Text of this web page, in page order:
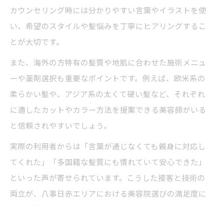
カウンセリング時には分かりやすい言葉やイラストを使
い、希望のスタイルや髪悩みを丁寧にヒアリングするこ
とが大切です。
また、海外の方特有の髪質や地肌に合わせた施術メニュ
ーや薬剤選択も重要なポイントです。例えば、欧米系の
柔らかい髪や、アジア系の太くて硬い髪など、それぞれ
に適したカットやカラー方法を提案できる美容師がいる
と信頼されやすいでしょう。
実際の利用者からは「言葉が通じなくても親身に対応し
てくれた」「多国籍な髪質にも慣れていて安心できた」
といった声が寄せられています。こうした接客と技術の
両立が、八事日赤エリアにおける美容院選びの満足度に